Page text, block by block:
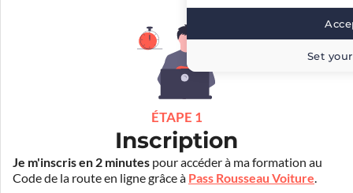
ÉTAPE 1
Inscription
Je m'inscris en 2 minutes pour accéder à ma formation au
Code de la route en ligne grâce à Pass Rousseau Voiture.
Set